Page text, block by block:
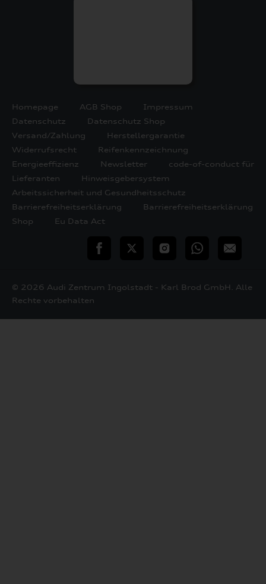
Homepage AGB Shop
Impressum
Datenschutz
Datenschutz Shop
Versand/Zahlung
Herstellergarantie
Widerrufsrecht
Reifenkennzeichnung
Energieeffizienz
Newsletter
code-of-conduct für
Lieferanten
Hinweisgebersystem
Arbeitssicherheit und Gesundheitsschutz
Barrierefreiheitserklärung
Barrierefreiheitserklärung
Shop
Eu Data Act
teilen Twitter InstagramWhatsApp
E-
© 2026 Audi Zentrum Ingolstadt - Karl Brod GmbH. Alle
Rechte vorbehalten